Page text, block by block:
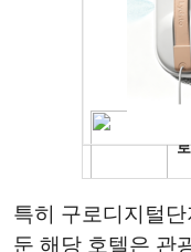
특히 구로디지털
둔 해당 호텔은 관